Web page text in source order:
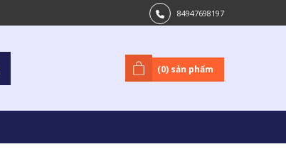
84947698197
(0) sản phẩm